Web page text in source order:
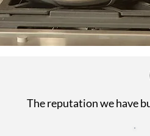
The reputation we have